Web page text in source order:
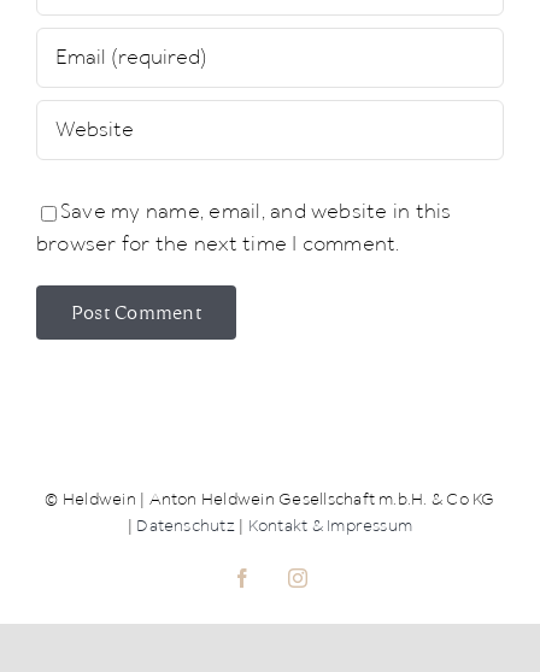
Save my name, email, and website in this
browser for the next time I comment.
© Heldwein | Anton Heldwein Gesellschaft m.b.H. & Co KG
Datenschutz| Kontakt & Impressum